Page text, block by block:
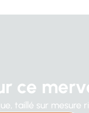
ce
taillé sur mesure